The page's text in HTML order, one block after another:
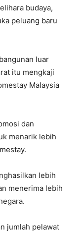
budaya,
peluang baru
luar
itu mengkaji
Malaysia
dan
menarik lebih
lebih
menerima lebih
jumlah pelawat